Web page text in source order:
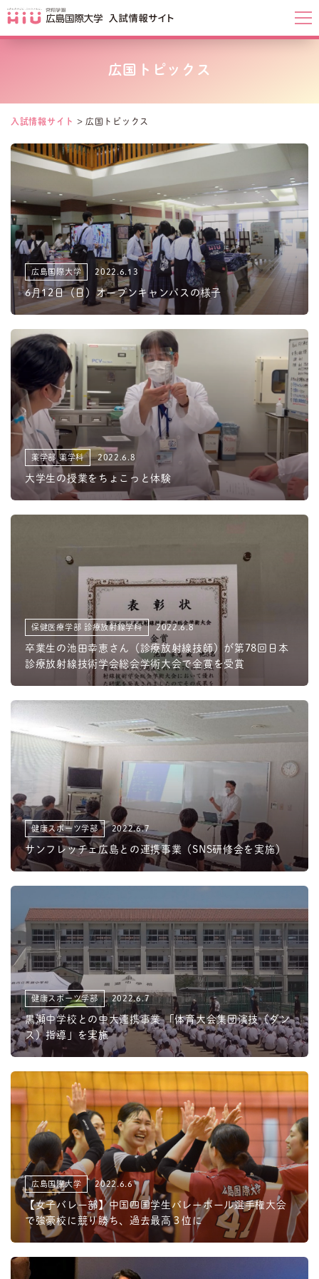
広国トピックス
入試情報サイト > 広国トピックス
広島国際大学 2022.6.13
6月12日（日）オープンキャンパスの様子
薬学部 薬学科 2022.6.8
大学生の授業をちょこっと体験
保健医療学部 診療放射線学科 2022.6.8
卒業生の池田幸恵さん（診療放射線技師）が第78回日本
診療放射線技術学会総会学術大会で金賞を受賞
健康スポーツ学部 2022.6.7
サンフレッチェ広島との連携事業（SNS研修会を実施）
健康スポーツ学部 2022.6.7
黒瀬中学校との中大連携事業 「体育大会集団演技（ダン
ス）指導」を実施
広島国際大学 2022.6.6
【女子バレー部】中国四国学生バレーボール選手権大会
で強豪校に競り勝ち、過去最高３位に